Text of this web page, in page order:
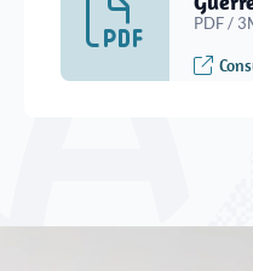
PDF /
Justice Sites et
Cadastre,